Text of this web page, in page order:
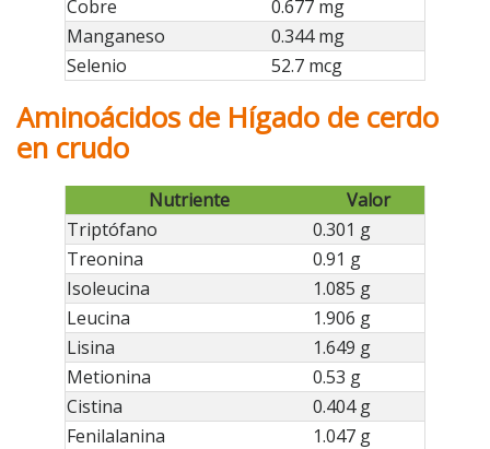
Cobre
0.677 mg
Manganeso
0.344 mg
Selenio
52.7 mcg
Aminoácidos de Hígado de cerdo
en crudo
Nutriente
Valor
Triptófano
0.301 g
Treonina
0.91 g
Isoleucina
1.085 g
Leucina
1.906 g
Lisina
1.649 g
Metionina
0.53 g
Cistina
0.404 g
Fenilalanina
1.047 g